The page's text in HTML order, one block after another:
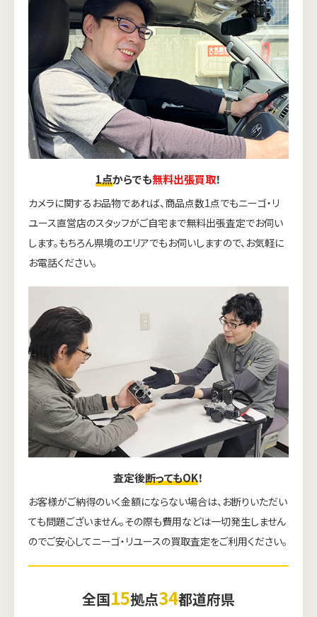
1点からでも無料出張買取！
カメラに関するお品物であれば、商品点数1点でもニーゴ・リ
ユース直営店のスタッフがご自宅まで無料出張査定でお伺い
します。もちろん県境のエリアでもお伺いしますので、お気軽に
お電話ください。
査定後断ってもOK！
お客様がご納得のいく金額にならない場合は、お断りいただい
ても問題ございません。その際も費用などは一切発生しません
のでご安心してニーゴ・リユースの買取査定をご利用ください。
全国15拠点34都道府県